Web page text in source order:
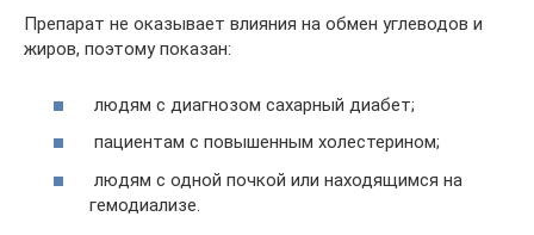
Препарат не оказывает влияния на обмен углеводов и
жиров, поэтому показан:
людям с диагнозом сахарный диабет;
пациентам с повышенным холестерином;
людям с одной почкой или находящимся на
гемодиализе.